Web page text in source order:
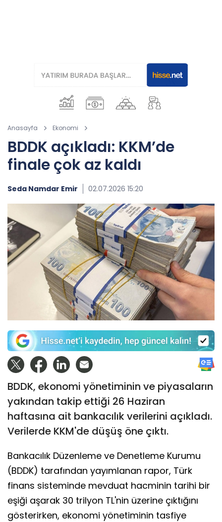
Anasayfa Ekonomi
BDDK açıkladı: KKM’de
finale çok az kaldı
Seda Namdar Emir 02.07.2026 15:20
BDDK, ekonomi yönetiminin ve piyasaların
yakından takip ettiği 26 Haziran
haftasına ait bankacılık verilerini açıkladı.
Verilerde KKM'de düşüş öne çıktı.
Bankacılık Düzenleme ve Denetleme Kurumu
(BDDK) tarafından yayımlanan rapor, Türk
finans sisteminde mevduat hacminin tarihi bir
eşiği aşarak 30 trilyon TL'nin üzerine çıktığını
gösterirken, ekonomi yönetiminin tasfiye